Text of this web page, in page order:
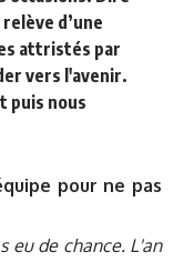
d’une
attristés par
vers l'avenir.
puis nous
pour ne pas
eu de chance. L'an